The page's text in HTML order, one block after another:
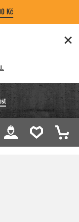
Kč